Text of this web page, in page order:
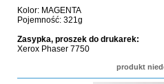
Kolor: MAGENTA
Pojemność: 321g
Zasypka, proszek do drukarek:
Xerox Phaser 7750
produkt